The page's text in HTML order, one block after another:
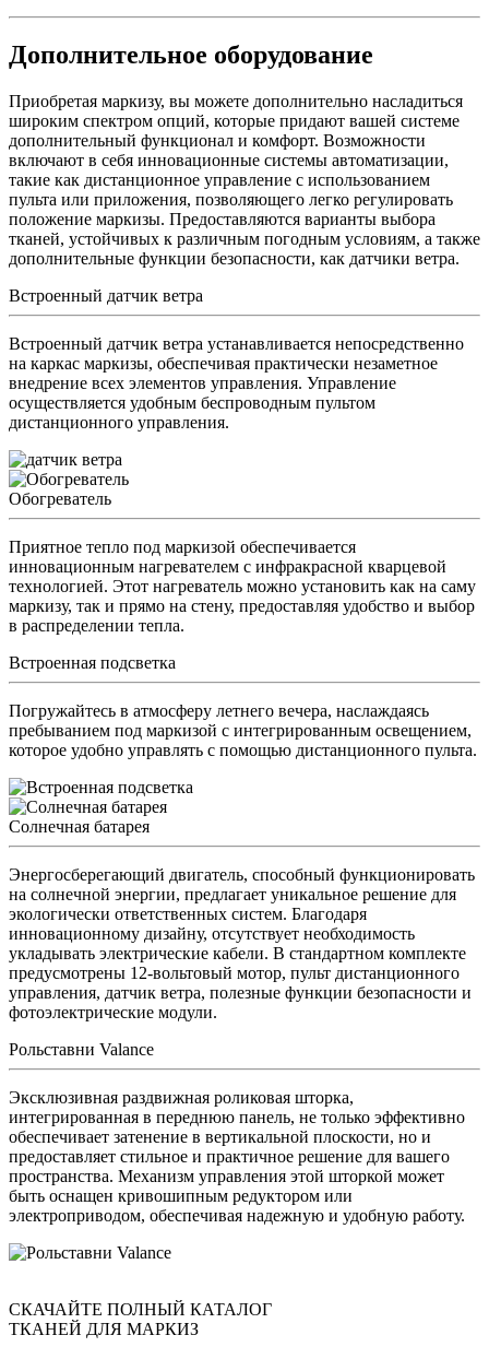
Дополнительное оборудование
Приобретая маркизу, вы можете дополнительно насладиться
широким спектром опций, которые придают вашей системе
дополнительный функционал и комфорт. Возможности
включают в себя инновационные системы автоматизации,
такие как дистанционное управление с использованием
пульта или приложения, позволяющего легко регулировать
положение маркизы. Предоставляются варианты выбора
тканей, устойчивых к различным погодным условиям, а также
дополнительные функции безопасности, как датчики ветра.
Встроенный датчик ветра
Встроенный датчик ветра устанавливается непосредственно
на каркас маркизы, обеспечивая практически незаметное
внедрение всех элементов управления. Управление
осуществляется удобным беспроводным пультом
дистанционного управления.
Обогреватель
Приятное тепло под маркизой обеспечивается
инновационным нагревателем с инфракрасной кварцевой
технологией. Этот нагреватель можно установить как на саму
маркизу, так и прямо на стену, предоставляя удобство и выбор
в распределении тепла.
Встроенная подсветка
Погружайтесь в атмосферу летнего вечера, наслаждаясь
пребыванием под маркизой с интегрированным освещением,
которое удобно управлять с помощью дистанционного пульта.
Солнечная батарея
Энергосберегающий двигатель, способный функционировать
на солнечной энергии, предлагает уникальное решение для
экологически ответственных систем. Благодаря
инновационному дизайну, отсутствует необходимость
укладывать электрические кабели. В стандартном комплекте
предусмотрены 12-вольтовый мотор, пульт дистанционного
управления, датчик ветра, полезные функции безопасности и
фотоэлектрические модули.
Рольставни Valance
Эксклюзивная раздвижная роликовая шторка,
интегрированная в переднюю панель, не только эффективно
обеспечивает затенение в вертикальной плоскости, но и
предоставляет стильное и практичное решение для вашего
пространства. Механизм управления этой шторкой может
быть оснащен кривошипным редуктором или
электроприводом, обеспечивая надежную и удобную работу.
СКАЧАЙТЕ ПОЛНЫЙ КАТАЛОГ
ТКАНЕЙ ДЛЯ МАРКИЗ